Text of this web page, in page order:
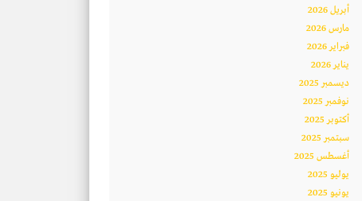
أبريل 2026
مارس 2026
فبراير 2026
يناير 2026
ديسمبر 2025
نوفمبر 2025
أكتوبر 2025
سبتمبر 2025
أغسطس 2025
يوليو 2025
يونيو 2025